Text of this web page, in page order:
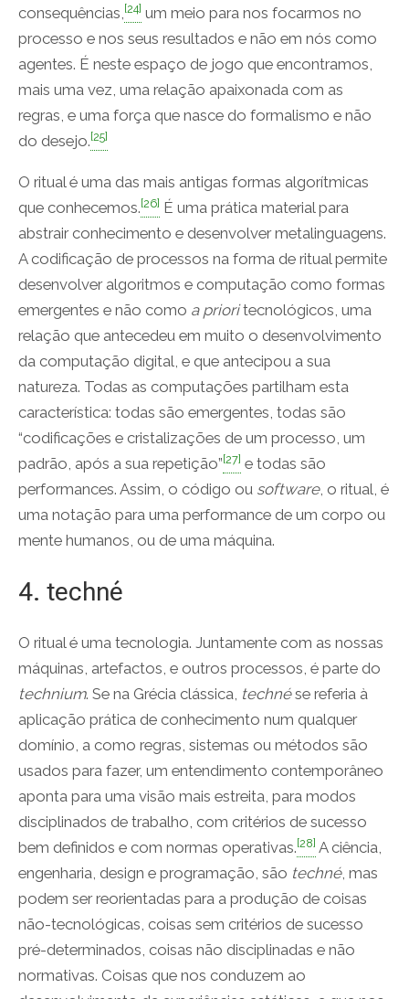
consequências, [24] um meio para nos focarmos no
processo e nos seus resultados e não em nós como
agentes. É neste espaço de jogo que encontramos,
mais uma vez, uma relação apaixonada com as
regras, e uma força que nasce do formalismo e não
do desejo. [25]
O ritual é uma das mais antigas formas algorítmicas
que conhecemos.[26] É uma prática material para
abstrair conhecimento e desenvolver metalinguagens.
A codificação de processos na forma de ritual permite
desenvolver algoritmos e computação como formas
emergentes e não como a prioritecnológicos, uma
relação que antecedeu em muito o desenvolvimento
da computação digital, e que antecipou a sua
natureza. Todas as computações partilham esta
característica: todas são emergentes, todas são
“codificações e cristalizações de um processo, um
padrão, após a sua repetição”[27] e todas são
performances. Assim, o código ou software, o ritual, é
uma notação para uma performance de um corpo ou
mente humanos, ou de uma máquina.
4. techné
O ritual é uma tecnologia. Juntamente com as nossas
máquinas, artefactos, e outros processos, é parte do
technium. Se na Grécia clássica, technése referia à
aplicação prática de conhecimento num qualquer
domínio, a como regras, sistemas ou métodos são
usados para fazer, um entendimento contemporâneo
aponta para uma visão mais estreita, para modos
disciplinados de trabalho, com critérios de sucesso
bem definidos e com normas operativas. [28] A ciência,
engenharia, design e programação, são techné, mas
podem ser reorientadas para a produção de coisas
não-tecnológicas, coisas sem critérios de sucesso
pré-determinados, coisas não disciplinadas e não
normativas. Coisas que nos conduzem ao